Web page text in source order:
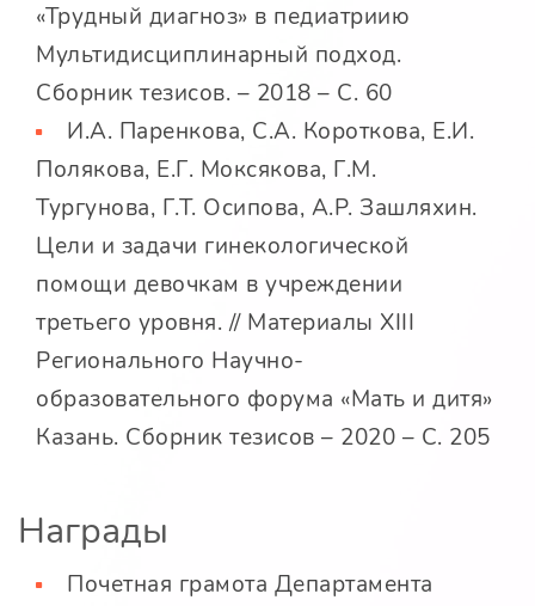
«Трудный диагноз» в педиатриию
Мультидисциплинарный подход.
Сборник тезисов. – 2018 – С. 60
И.А. Паренкова, С.А. Короткова, Е.И.
Полякова, Е.Г. Моксякова, Г.М.
Тургунова, Г.Т. Осипова, А.Р. Зашляхин.
Цели и задачи гинекологической
помощи девочкам в учреждении
третьего уровня. // Материалы XIII
Регионального Научно-
образовательного форума «Мать и дитя»
Казань. Сборник тезисов – 2020 – С. 205
Награды
Почетная грамота Департамента